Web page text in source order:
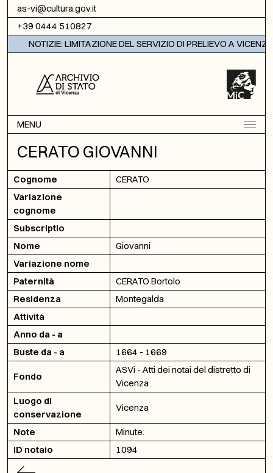
Vai al contenuto
as-vi@cultura.gov.it
+39 0444 510827
NOTIZIE: LIMITAZIONE DEL SERVIZIO DI PRELIEVO A VICENZA
MENU
CERATO GIOVANNI
Cognome
CERATO
Variazione
cognome
Subscriptio
Nome
Giovanni
Variazione nome
Paternità
CERATO Bortolo
Residenza
Montegalda
Attività
Anno da - a
Buste da - a
1664 - 1669
Fondo
ASVi - Atti dei notai del distretto di
Vicenza
Luogo di
conservazione
Vicenza
Note
Minute.
ID notaio
1094